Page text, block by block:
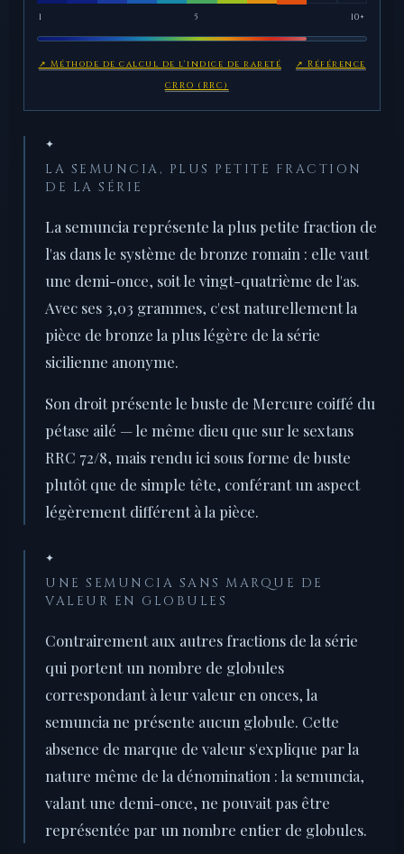
1 5 10+
↗ Méthode de calcul de l'indice de rareté
↗ Référence
CRRO (RRC)
✦
LA SEMUNCIA, PLUS PETITE FRACTION
DE LA SÉRIE
La semuncia représente la plus petite fraction de
l'as dans le système de bronze romain : elle vaut
une demi-once, soit le vingt-quatrième de l'as.
Avec ses 3,03 grammes, c'est naturellement la
pièce de bronze la plus légère de la série
sicilienne anonyme.
Son droit présente le buste de Mercure coiffé du
pétase ailé — le même dieu que sur le sextans
RRC 72/8, mais rendu ici sous forme de buste
plutôt que de simple tête, conférant un aspect
légèrement différent à la pièce.
✦
UNE SEMUNCIA SANS MARQUE DE
VALEUR EN GLOBULES
Contrairement aux autres fractions de la série
qui portent un nombre de globules
correspondant à leur valeur en onces, la
semuncia ne présente aucun globule. Cette
absence de marque de valeur s'explique par la
nature même de la dénomination : la semuncia,
valant une demi-once, ne pouvait pas être
représentée par un nombre entier de globules.